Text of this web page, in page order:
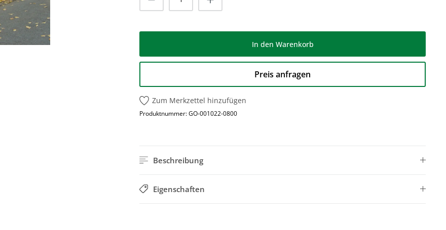
In den Warenkorb
Preis anfragen
Zum Merkzettel hinzufügen
Produktnummer:GO-001022-0800
Beschreibung
Eigenschaften